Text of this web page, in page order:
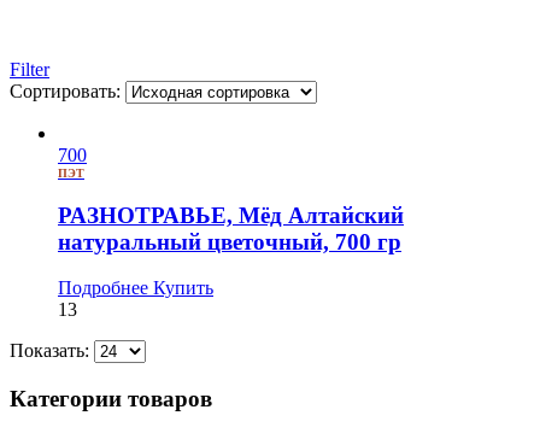
Filter
Сортировать:
700
ПЭТ
РАЗНОТРАВЬЕ, Мёд Алтайский
натуральный цветочный, 700 гр
Подробнее Купить
13
Показать:
Категории товаров